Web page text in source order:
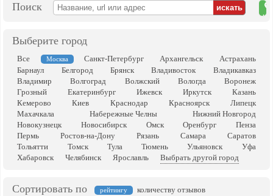
Поиск
на
Выберите город
Все Москва Санкт-Петербург Архангельск
Астрахань
Барнаул
Белгород Брянск Владивосток
Владикавказ
Владимир
Волгоград Волжский Вологда
Воронеж
Грозный
Екатеринбург Ижевск Иркутск
Казань
Кемерово
Киев Краснодар Красноярск
Липецк
Махачкала
Набережные Челны
Нижний Новгород
Новокузнецк
Новосибирск Омск Оренбург
Пенза
Пермь
Ростов-на-Дону Рязань Самара
Саратов
Тольятти
Томск Тула Тюмень Ульяновск
Уфа
Хабаровск
Челябинск Ярославль Выбрать другой город
Сортировать по рейтингу
количеству отзывов